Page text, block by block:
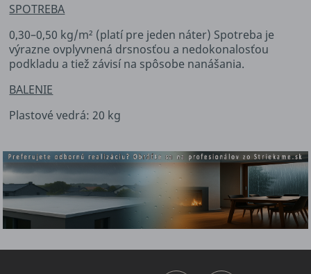
SPOTREBA
0,30–0,50 kg/m² (platí pre jeden náter) Spotreba je
výrazne ovplyvnená drsnosťou a nedokonalosťou
podkladu a tiež závisí na spôsobe nanášania.
BALENIE
Plastové vedrá: 20 kg